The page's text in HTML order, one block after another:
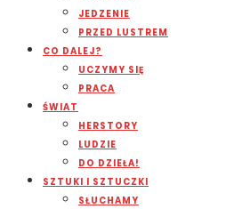
JEDZENIE
PRZED LUSTREM
CO DALEJ?
UCZYMY SIĘ
PRACA
ŚWIAT
HERSTORY
LUDZIE
DO DZIEŁA!
SZTUKI I SZTUCZKI
SŁUCHAMY